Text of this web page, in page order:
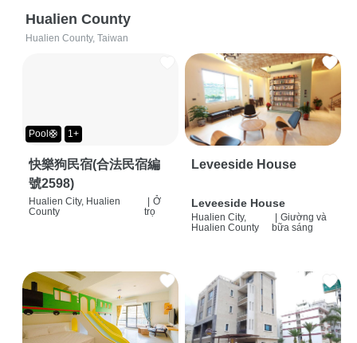
Hualien County
Hualien County, Taiwan
Pool🛟 1+
快樂狗民宿(合法民宿編
號2598)
Hualien City, Hualien
County
Ở
trọ
Leveeside House
Leveeside House
Hualien City,
Hualien County
Giường và
bữa sáng